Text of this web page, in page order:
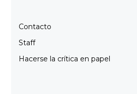
Contacto
Staff
Hacerse la crítica en papel